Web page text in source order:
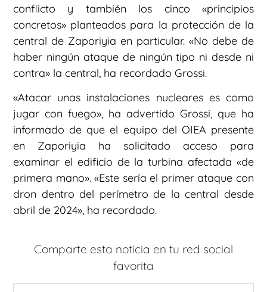
conflicto y también los cinco «principios
concretos» planteados para la protección de la
central de Zaporiyia en particular. «No debe de
haber ningún ataque de ningún tipo ni desde ni
contra» la central, ha recordado Grossi.
«Atacar unas instalaciones nucleares es como
jugar con fuego», ha advertido Grossi, que ha
informado de que el equipo del OIEA presente
en Zaporiyia ha solicitado acceso para
examinar el edificio de la turbina afectada «de
primera mano». «Este sería el primer ataque con
dron dentro del perímetro de la central desde
abril de 2024», ha recordado.
Comparte esta noticia en tu red social
favorita